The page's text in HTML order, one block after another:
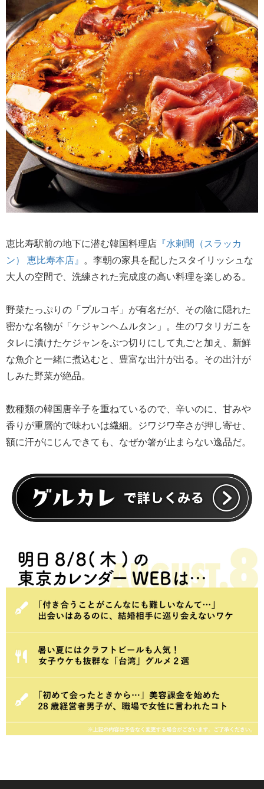
恵比寿駅前の地下に潜む韓国料理店 『水剌間（スラッカ
ン） 恵比寿本店』 。李朝の家具を配したスタイリッシュな
大人の空間で、洗練された完成度の高い料理を楽しめる。
野菜たっぷりの「プルコギ」が有名だが、その陰に隠れた
密かな名物が「ケジャンヘムルタン」。生のワタリガニを
タレに漬けたケジャンをぶつ切りにして丸ごと加え、新鮮
な魚介と一緒に煮込むと、豊富な出汁が出る。その出汁が
しみた野菜が絶品。
数種類の韓国唐辛子を重ねているので、辛いのに、甘みや
香りが重層的で味わいは繊細。ジワジワ辛さが押し寄せ、
額に汗がにじんできても、なぜか箸が止まらない逸品だ。